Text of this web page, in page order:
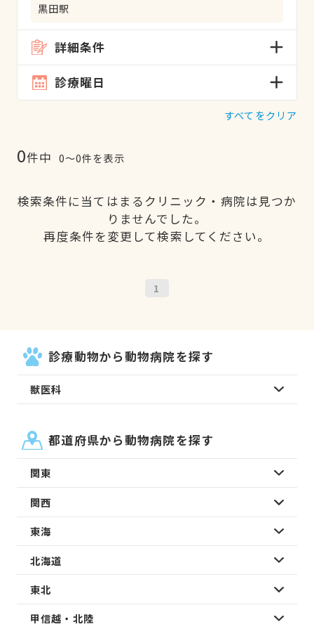
黒田駅
詳細条件
診療曜日
すべてをクリア
0件中 0〜0件を表示
検索条件に当てはまるクリニック・病院は見つか
りませんでした。
再度条件を変更して検索してください。
1
診療動物から動物病院を探す
獣医科
都道府県から動物病院を探す
関東
関西
東海
北海道
東北
甲信越・北陸